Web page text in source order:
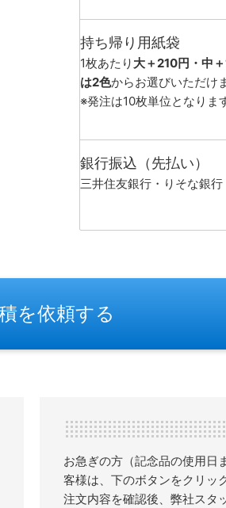
持ち帰り用紙袋
1枚あたり 大＋210円・中
は2色からお選びいただけ
※発注は10枚単位となりま
銀行振込（先払い）
三井住友銀行・りそな銀
を依頼する
お急ぎの方（記念品の使用日
客様は、下のボタンをクリッ
注文内容を確認後、弊社スタ